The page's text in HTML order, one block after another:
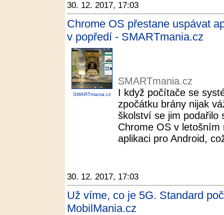
30. 12. 2017, 17:03
Chrome OS přestane uspávat
v popředí - SMARTmania.cz
SMARTmania.cz
SMARTmania.cz
I když počítače se
zpočátku brány nijak
školství se jim podařilo
Chrome OS v
aplikaci pro Android,
30. 12. 2017, 17:03
Už víme, co je 5G. Standard
MobilMania.cz